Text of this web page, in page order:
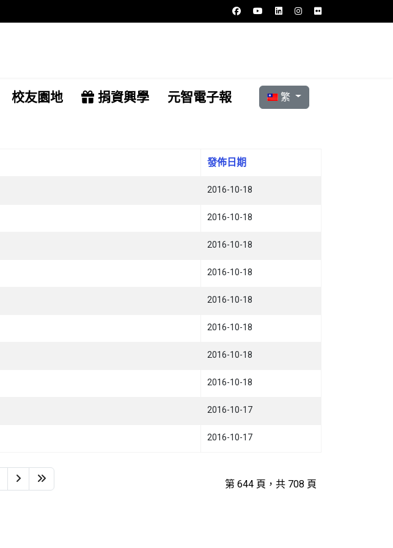
校友園地 捐資興學 元智電子報 選擇你的語言
繁
發佈日期
2016-10-18
2016-10-18
2016-10-18
2016-10-18
2016-10-18
2016-10-18
2016-10-18
2016-10-18
2016-10-17
2016-10-17
第 644 頁，共 708 頁